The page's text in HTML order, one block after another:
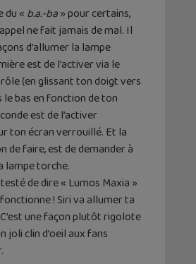
du « b.a.-ba» pour certains,
ne fait jamais de mal. Il
d’allumer la lampe
est de l’activer via le
(en glissant ton doigt vers
le bas en fonction de ton
est de l’activer
ton écran verrouillé. Et la
de faire, est de demander à
lampe torche.
de dire « Lumos Maxia »
! Siri va allumer ta
une façon plutôt rigolote
joli clin d’oeil aux fans